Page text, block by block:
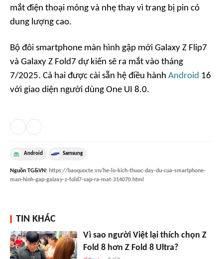
mắt điện thoại mỏng và nhẹ thay vì trang bị pin có
dung lượng cao.
Bộ đôi smartphone màn hình gập mới Galaxy Z Flip7
và Galaxy Z Fold7 dự kiến sẽ ra mắt vào tháng
7/2025. Cả hai được cài sẵn hệ điều hành Android 16
với giao diện người dùng One UI 8.0.
Android Samsung
Nguồn TG&VN: https://baoquocte.vn/he-lo-kich-thuoc-day-du-cua-smartphone-
man-hinh-gap-galaxy-z-fold7-sap-ra-mat-314070.html
TIN KHÁC
Vì sao người Việt lại thích chọn Z
Fold 8 hơn Z Fold 8 Ultra?